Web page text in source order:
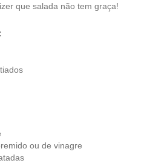
que salada não tem graça!
ou de vinagre